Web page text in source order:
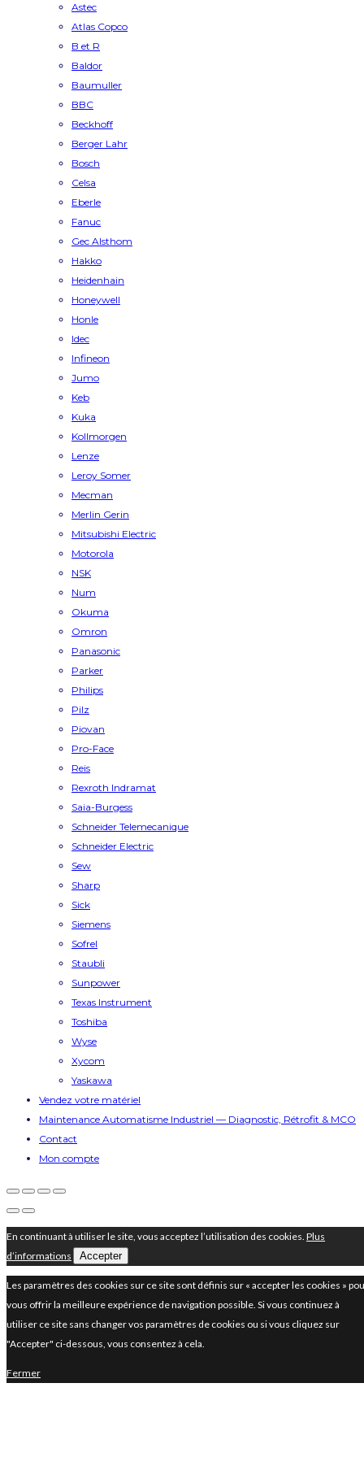
Astec
Atlas Copco
B et R
Baldor
Baumuller
BBC
Beckhoff
Berger Lahr
Bosch
Celsa
Eberle
Fanuc
Gec Alsthom
Hakko
Heidenhain
Honeywell
Honle
Idec
Infineon
Jumo
Keb
Kuka
Kollmorgen
Lenze
Leroy Somer
Mecman
Merlin Gerin
Mitsubishi Electric
Motorola
NSK
Num
Okuma
Omron
Panasonic
Parker
Philips
Pilz
Piovan
Pro-Face
Reis
Rexroth Indramat
Saia-Burgess
Schneider Telemecanique
Schneider Electric
Sew
Sharp
Sick
Siemens
Sofrel
Staubli
Sunpower
Texas Instrument
Toshiba
Wyse
Xycom
Yaskawa
Vendez votre matériel
Maintenance Automatisme Industriel — Diagnostic, Rétrofit & MCO
Contact
Mon compte
En continuant à utiliser le site, vous acceptez l’utilisation des cookies. Plus
d’informations
Accepter
Les paramètres des cookies sur ce site sont définis sur « accepter les cookies »
vous offrir la meilleure expérience de navigation possible. Si vous continuez à
utiliser ce site sans changer vos paramètres de cookies ou si vous cliquez sur
"Accepter" ci-dessous, vous consentez à cela.
Fermer